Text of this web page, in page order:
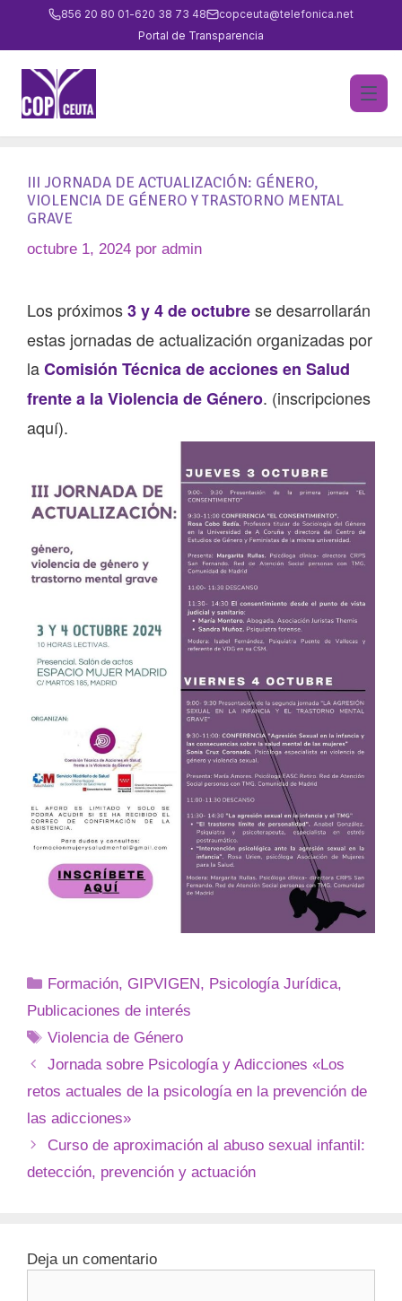
856 20 80 01-620 38 73 48
copceuta@telefonica.net
Portal de Transparencia
III JORNADA DE ACTUALIZACIÓN: GÉNERO,
VIOLENCIA DE GÉNERO Y TRASTORNO MENTAL
GRAVE
octubre 1, 2024 por admin
Los próximos3 y 4 de octubrese desarrollarán
estas jornadas de actualización organizadas por
laComisión Técnica de acciones en Salud
frente a la Violencia de Género. (inscripciones
aquí).
Formación, GIPVIGEN, Psicología Jurídica,
Publicaciones de interés
Violencia de Género
Jornada sobre Psicología y Adicciones «Los
retos actuales de la psicología en la prevención de
las adicciones»
Curso de aproximación al abuso sexual infantil:
detección, prevención y actuación
Deja un comentario